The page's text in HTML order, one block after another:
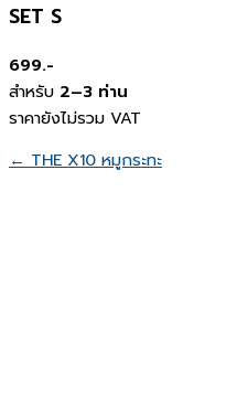
SET S
699.-
สำหรับ 2–3 ท่าน
ราคายังไม่รวม VAT
← THE X10 หมูกระทะ